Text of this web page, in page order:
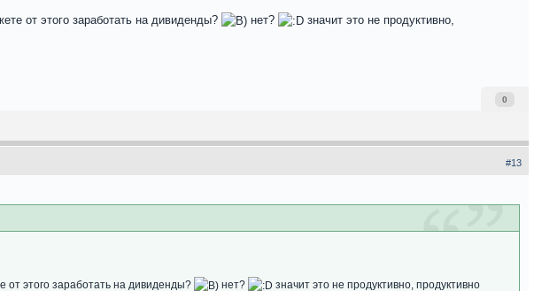
от этого заработать на дивиденды? нет?
значит это не продуктивно,
0
#13
от этого заработать на дивиденды? нет?
значит это не продуктивно, продуктивно